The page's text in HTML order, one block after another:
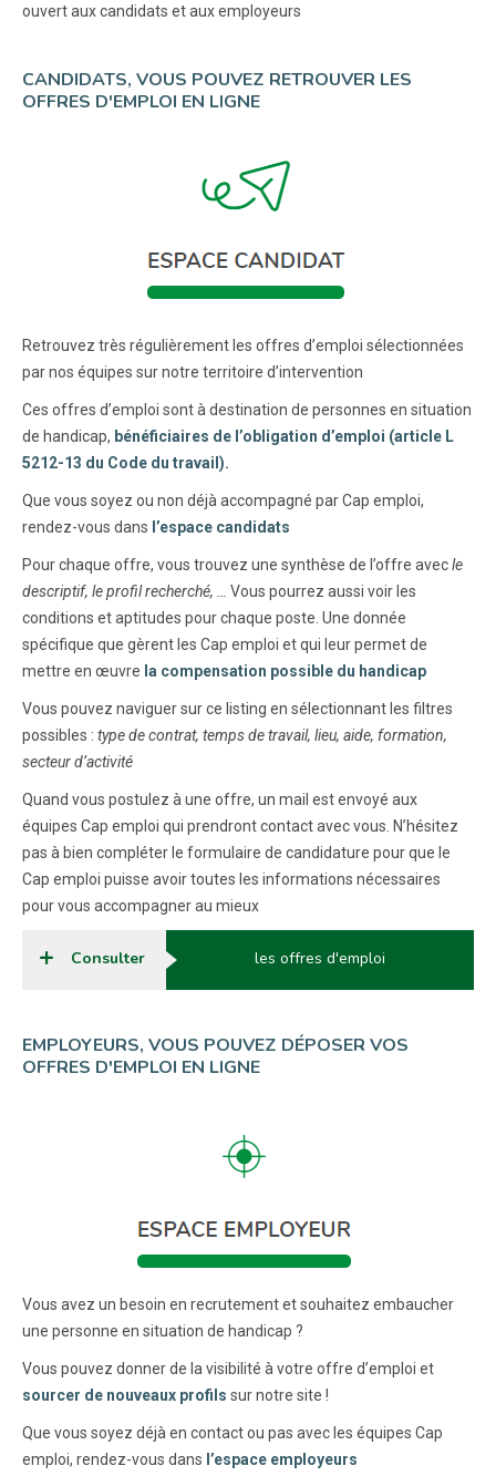
ouvert aux candidats et aux employeurs
CANDIDATS, VOUS POUVEZ RETROUVER LES
OFFRES D'EMPLOI EN LIGNE
Retrouvez très régulièrement les offres d’emploi sélectionnées
par nos équipes sur notre territoire d’intervention
Ces offres d’emploi sont à destination de personnes en situation
de handicap, bénéficiaires de l’obligation d’emploi (article L
5212-13 du Code du travail).
Que vous soyez ou non déjà accompagné par Cap emploi,
rendez-vous dans l’espace candidats
Pour chaque offre, vous trouvez une synthèse de l’offre avecle
descriptif, le profil recherché, …
Vous pourrez aussi voir les
conditions et aptitudes pour chaque poste. Une donnée
spécifique que gèrent les Cap emploi et qui leur permet de
mettre en œuvre la compensation possible du handicap
Vous pouvez naviguer sur ce listing en sélectionnant les filtres
possibles : type de contrat, temps de travail, lieu, aide, formation,
secteur d’activité
Quand vous postulez à une offre, un mail est envoyé aux
équipes Cap emploi qui prendront contact avec vous. N’hésitez
pas à bien compléter le formulaire de candidature pour que le
Cap emploi puisse avoir toutes les informations nécessaires
pour vous accompagner au mieux
Consulter les offres d'emploi
EMPLOYEURS, VOUS POUVEZ DÉPOSER VOS
OFFRES D'EMPLOI EN LIGNE
Vous avez un besoin en recrutement et souhaitez embaucher
une personne en situation de handicap ?
Vous pouvez donner de la visibilité à votre offre d’emploi et
sourcer de nouveaux profils sur notre site !
Que vous soyez déjà en contact ou pas avec les équipes Cap
emploi, rendez-vous dans l’espace employeurs